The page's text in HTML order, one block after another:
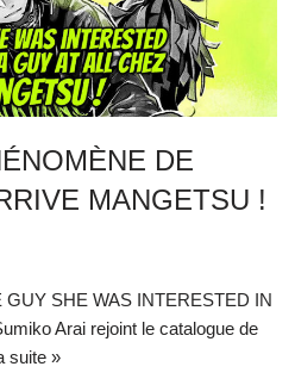
DE
MANGETSU !
GUY SHE WAS INTERESTED IN
Arai rejoint le catalogue de
suite »